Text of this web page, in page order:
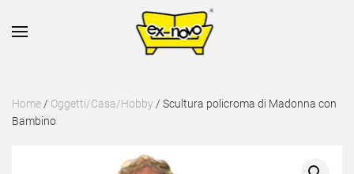
Skip to main content
Home / Oggetti/Casa/Hobby / Scultura policroma di Madonna con
Bambino